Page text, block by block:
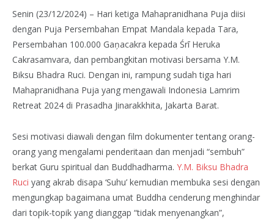
Senin (23/12/2024) – Hari ketiga Mahapranidhana Puja diisi
dengan Puja Persembahan Empat Mandala kepada Tara,
Persembahan 100.000 Gaņacakra kepada Śrī Heruka
Cakrasamvara, dan pembangkitan motivasi bersama Y.M.
Biksu Bhadra Ruci. Dengan ini, rampung sudah tiga hari
Mahapranidhana Puja yang mengawali Indonesia Lamrim
Retreat 2024 di Prasadha Jinarakkhita, Jakarta Barat.
Sesi motivasi diawali dengan film dokumenter tentang orang-
orang yang mengalami penderitaan dan menjadi “sembuh”
berkat Guru spiritual dan Buddhadharma. Y.M. Biksu Bhadra
Ruci yang akrab disapa ‘Suhu’ kemudian membuka sesi dengan
mengungkap bagaimana umat Buddha cenderung menghindar
dari topik-topik yang dianggap “tidak menyenangkan”,